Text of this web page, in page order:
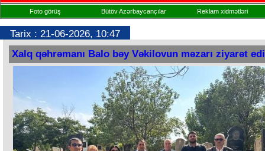
Foto görüş Bütöv Azərbaycançılar Reklam xidmətləri
Tarix : 21-06-2026, 10:47
Xalq qəhrəmanı Balo bəy Vəkilovun məzarı ziyarət